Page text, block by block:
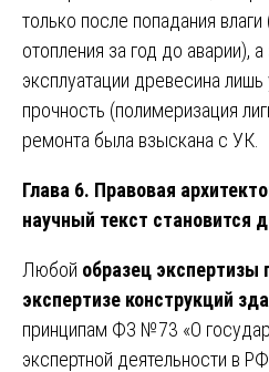
только после попадания
отопления за год до аварии),
эксплуатации древесина
прочность (полимеризация
ремонта была взыскана с УК.
Глава 6. Правовая
научный текст становится
Любой образец экспертизы
экспертизе конструкций
принципам ФЗ №73 «О
экспертной деятельности в